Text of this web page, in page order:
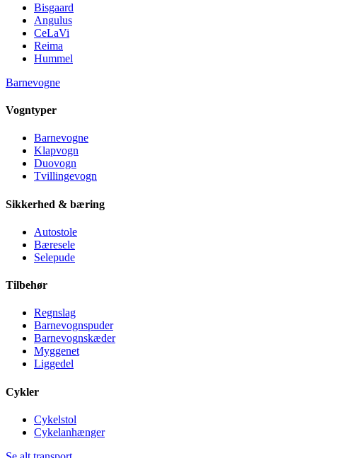
Bisgaard
Angulus
CeLaVi
Reima
Hummel
Barnevogne
Vogntyper
Barnevogne
Klapvogn
Duovogn
Tvillingevogn
Sikkerhed & bæring
Autostole
Bæresele
Selepude
Tilbehør
Regnslag
Barnevognspuder
Barnevognskæder
Myggenet
Liggedel
Cykler
Cykelstol
Cykelanhænger